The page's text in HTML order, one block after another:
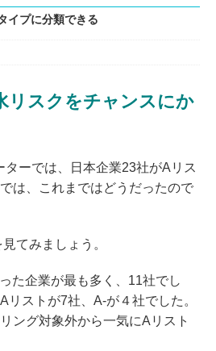
イプに分類できる
リスクをチャンスにか
ーでは、日本企業23社がAリス
は、これまではどうだったので
てみましょう。
た企業が最も多く、11社でし
リストが7社、A-が４社でした。
ング対象外から一気にAリスト